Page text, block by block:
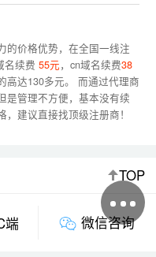
的价格优势，在全国一线注
名续费 55元，cn域名续费38
高达130多元。 而通过代理商
是管理不方便，基本没有续
建议直接找顶级注册商！
TOP
端 微信咨询